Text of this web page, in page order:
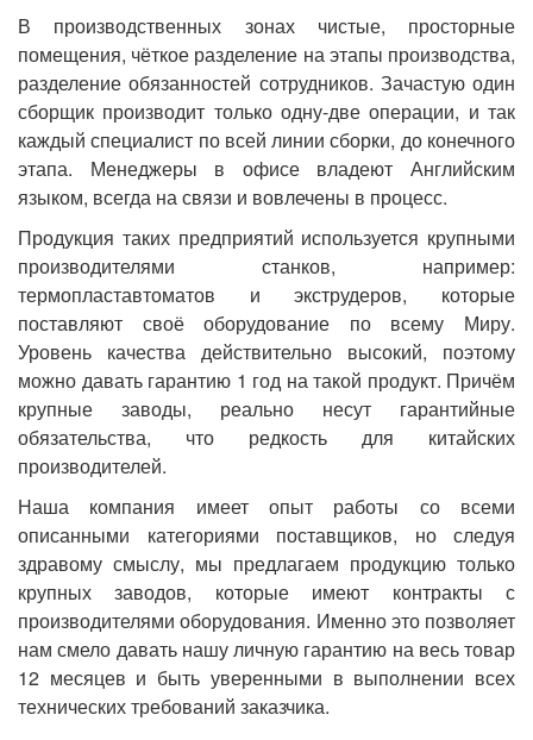
В производственных зонах чистые, просторные
помещения, чёткое разделение на этапы производства,
разделение обязанностей сотрудников. Зачастую один
сборщик производит только одну-две операции, и так
каждый специалист по всей линии сборки, до конечного
этапа. Менеджеры в офисе владеют Английским
языком, всегда на связи и вовлечены в процесс.
Продукция таких предприятий используется крупными
производителями станков, например:
термопластавтоматов и экструдеров, которые
поставляют своё оборудование по всему Миру.
Уровень качества действительно высокий, поэтому
можно давать гарантию 1 год на такой продукт. Причём
крупные заводы, реально несут гарантийные
обязательства, что редкость для китайских
производителей.
Наша компания имеет опыт работы со всеми
описанными категориями поставщиков, но следуя
здравому смыслу, мы предлагаем продукцию только
крупных заводов, которые имеют контракты с
производителями оборудования. Именно это позволяет
нам смело давать нашу личную гарантию на весь товар
12 месяцев и быть уверенными в выполнении всех
технических требований заказчика.